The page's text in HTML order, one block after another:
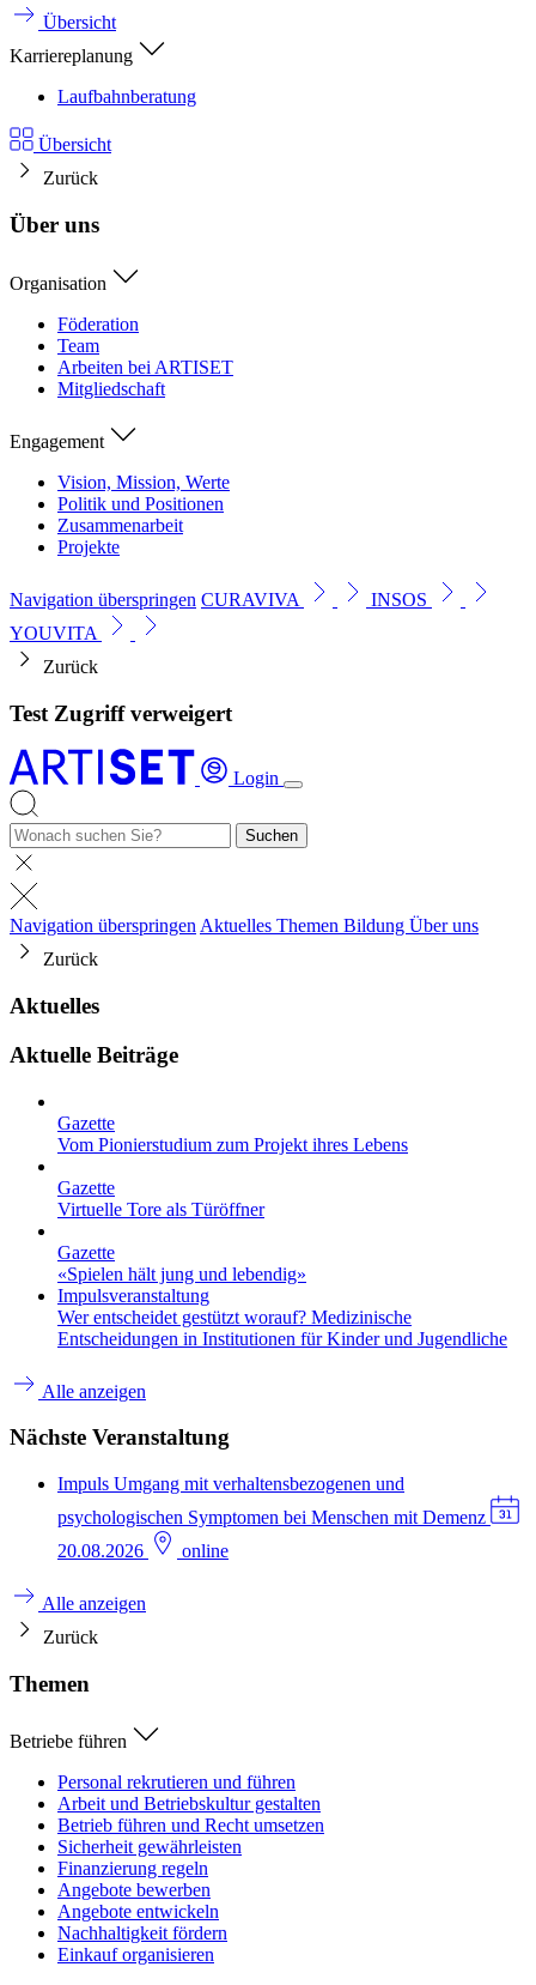
Übersicht
Karriereplanung
Laufbahnberatung
Übersicht
Zurück
Über uns
Organisation
Föderation
Team
Arbeiten bei ARTISET
Mitgliedschaft
Engagement
Vision, Mission, Werte
Politik und Positionen
Zusammenarbeit
Projekte
Navigation überspringen CURAVIVA
INSOS
YOUVITA
Zurück
Test Zugriff verweigert
Login
Suchen
Navigation überspringen Aktuelles Themen Bildung Über uns
Zurück
Aktuelles
Aktuelle Beiträge
Gazette
Vom Pionierstudium zum Projekt ihres Lebens
Gazette
Virtuelle Tore als Türöffner
Gazette
«Spielen hält jung und lebendig»
Impulsveranstaltung
Wer entscheidet gestützt worauf? Medizinische
Entscheidungen in Institutionen für Kinder und Jugendliche
Alle anzeigen
Nächste Veranstaltung
Impuls Umgang mit verhaltensbezogenen und
psychologischen Symptomen bei Menschen mit Demenz
20.08.2026
online
Alle anzeigen
Zurück
Themen
Betriebe führen
Personal rekrutieren und führen
Arbeit und Betriebskultur gestalten
Betrieb führen und Recht umsetzen
Sicherheit gewährleisten
Finanzierung regeln
Angebote bewerben
Angebote entwickeln
Nachhaltigkeit fördern
Einkauf organisieren